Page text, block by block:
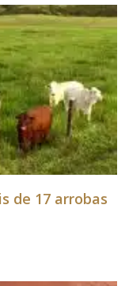
de 17 arrobas